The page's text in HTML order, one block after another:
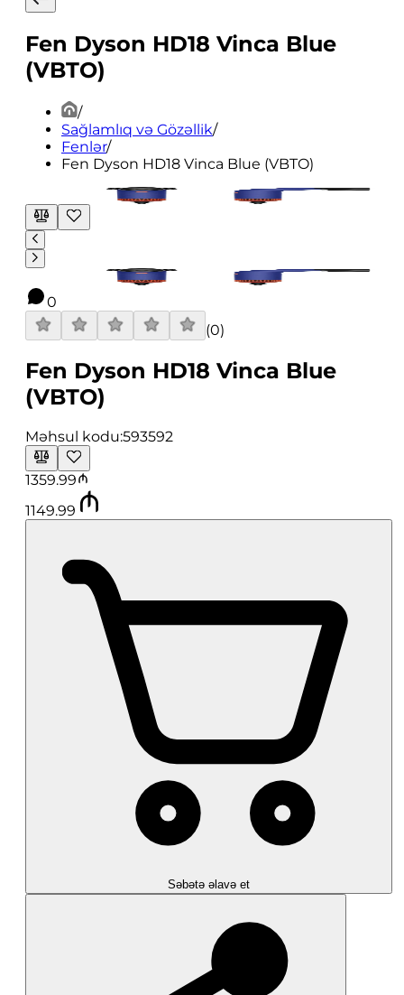
Fen Dyson HD18 Vinca Blue
(VBTO)
/
Sağlamlıq və Gözəllik/
Fenlər/
Fen Dyson HD18 Vinca Blue (VBTO)
0
(0)
Fen Dyson HD18 Vinca Blue
(VBTO)
Məhsul kodu:593592
1359.99
1149.99
Səbətə əlavə et